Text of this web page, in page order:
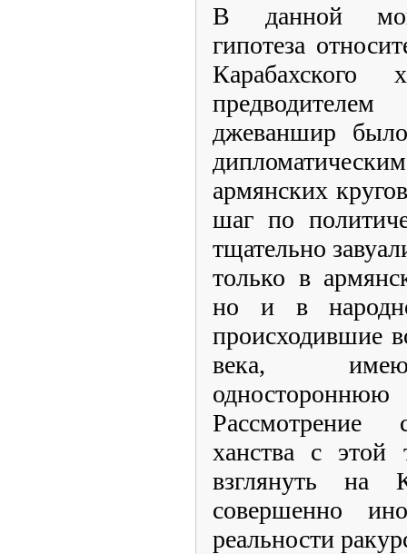
В данной
гипотеза
джеваншир
армянских
шаг по
тщательно
только в
но и в
происходившие
века,
Рассмотрение
ханства с этой
взглянуть на
совершенно
реальности